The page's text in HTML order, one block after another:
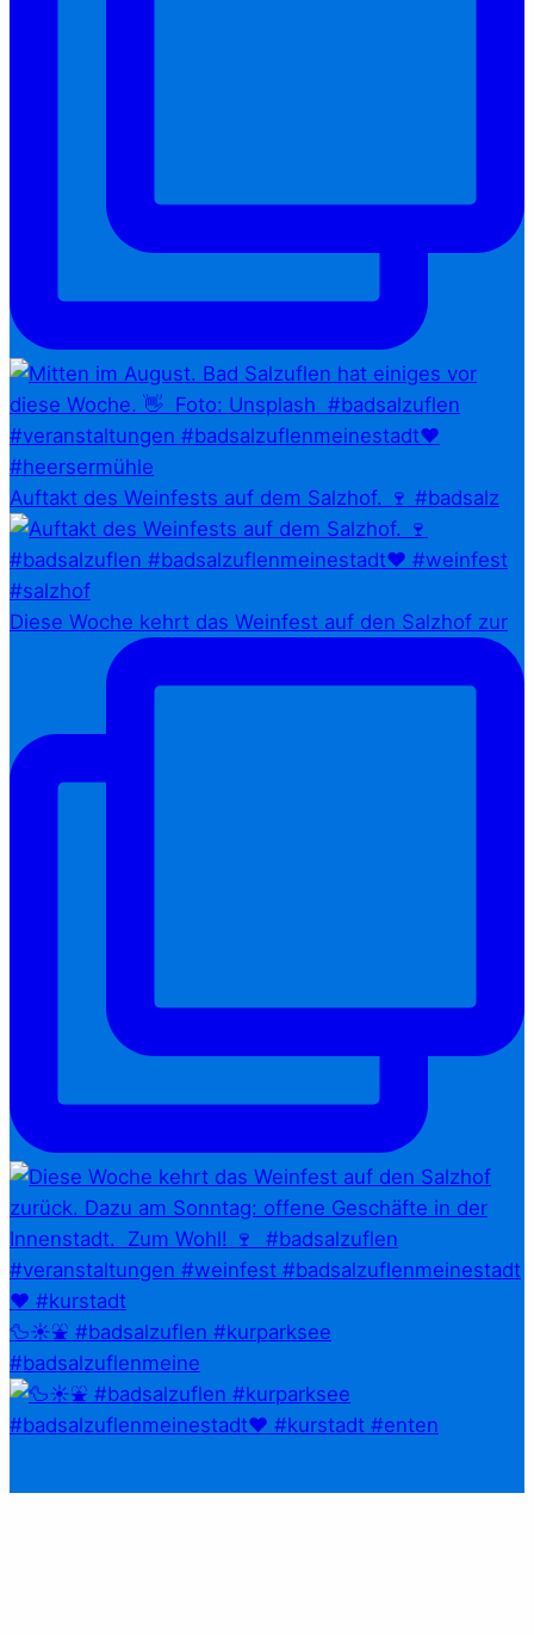
Auftakt des Weinfests auf dem Salzhof. 🍷 #badsalz
Diese Woche kehrt das Weinfest auf den Salzhof zur
🦆☀️⛲ #badsalzuflen #kurparksee
#badsalzuflenmeine